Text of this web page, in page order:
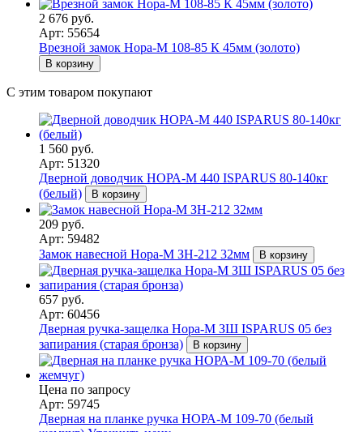
2 676 руб.
Арт: 55654
Врезной замок Нора-М 108-85 К 45мм (золото)
В корзину
С этим товаром покупают
1 560 руб.
Арт: 51320
Дверной доводчик НОРА-M 440 ISPARUS 80-140кг
(белый)
В корзину
209 руб.
Арт: 59482
Замок навесной Нора-М ЗН-212 32мм
В корзину
657 руб.
Арт: 60456
Дверная ручка-защелка Нора-М ЗШ ISPARUS 05 без
запирания (старая бронза)
В корзину
Цена по запросу
Арт: 59745
Дверная на планке ручка НОРА-М 109-70 (белый